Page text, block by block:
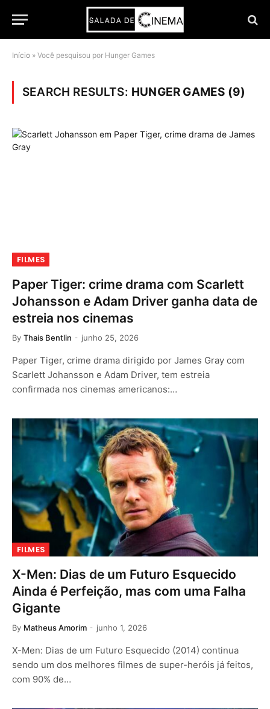
Início » Você pesquisou por Hunger Games
SEARCH RESULTS: HUNGER GAMES (9)
FILMES
Paper Tiger: crime drama com Scarlett
Johansson e Adam Driver ganha data de
estreia nos cinemas
By Thais Bentlin junho 25, 2026
Paper Tiger, crime drama dirigido por James Gray com
Scarlett Johansson e Adam Driver, tem estreia
confirmada nos cinemas americanos:…
FILMES
X-Men: Dias de um Futuro Esquecido
Ainda é Perfeição, mas com uma Falha
Gigante
By Matheus Amorim junho 1, 2026
X-Men: Dias de um Futuro Esquecido (2014) continua
sendo um dos melhores filmes de super-heróis já feitos,
com 90% de…